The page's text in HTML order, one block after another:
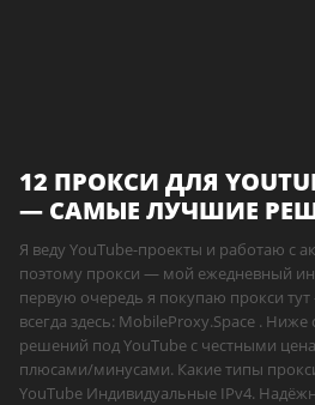
12 ПРОКСИ ДЛЯ
— САМЫЕ ЛУЧШИЕ
Я веду YouTube-проекты и работаю с
поэтому прокси — мой ежедневный
первую очередь я покупаю прокси
всегда здесь: MobileProxy.Space .
решений под YouTube с честными
плюсами/минусами. Какие типы
YouTube Индивидуальные IPv4.